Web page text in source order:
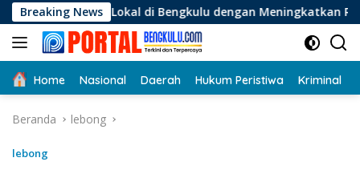
Langsung
ke
konten
Breaking News
Lokal di Bengkulu dengan Meningkatkan Ruang Publik dan
Home Nasional Daerah Hukum Peristiwa Kriminal
Beranda lebong
lebong